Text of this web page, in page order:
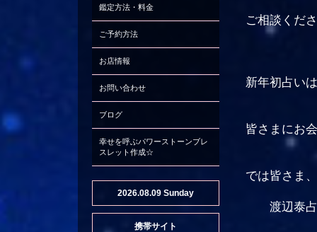
ご相談くだ
新年初占い
皆さまにお
では皆さま
渡辺泰占
鑑定方法・料金
ご予約方法
お店情報
お問い合わせ
ブログ
幸せを呼ぶパワーストーンブレ
スレット作成☆
2026.08.09 Sunday
携帯サイト